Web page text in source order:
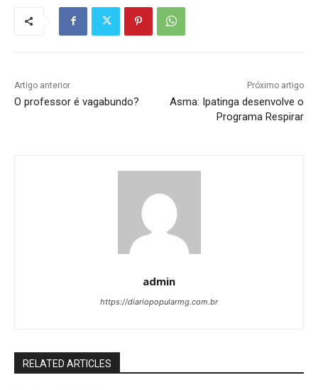
Artigo anterior
O professor é vagabundo?
Próximo artigo
Asma: Ipatinga desenvolve o
Programa Respirar
admin
https://diariopopularmg.com.br
RELATED ARTICLES